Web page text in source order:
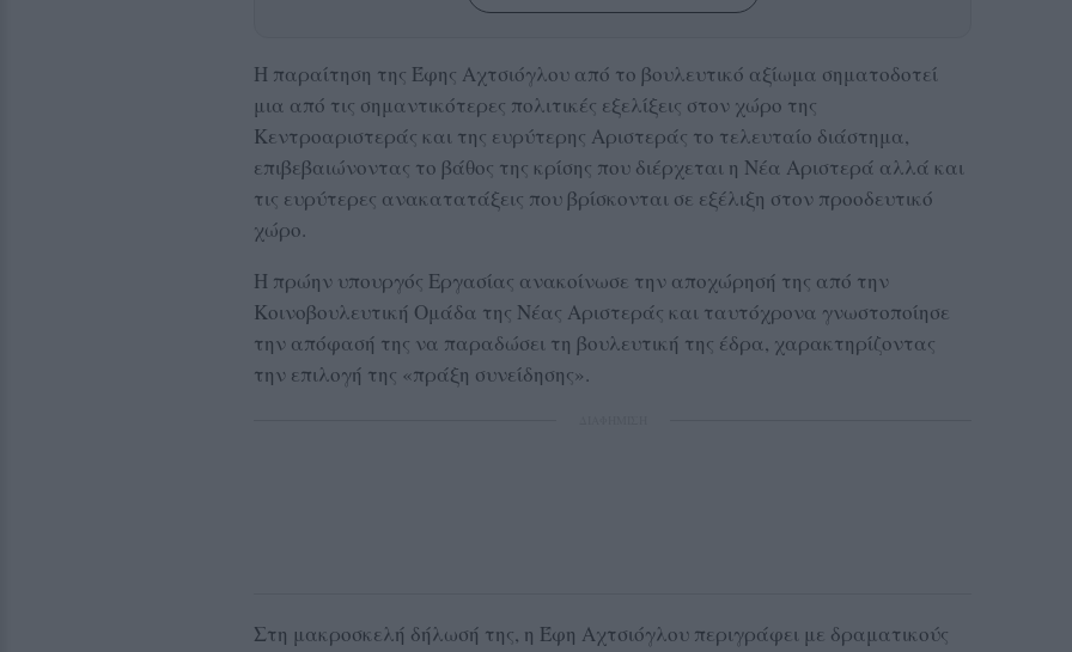
Η παραίτηση της Έφης Αχτσιόγλου από το βουλευτικό αξίωμα σηματοδοτεί
μια από τις σημαντικότερες πολιτικές εξελίξεις στον χώρο της
Κεντροαριστεράς και της ευρύτερης Αριστεράς το τελευταίο διάστημα,
επιβεβαιώνοντας το βάθος της κρίσης που διέρχεται η Νέα Αριστερά αλλά και
τις ευρύτερες ανακατατάξεις που βρίσκονται σε εξέλιξη στον προοδευτικό
χώρο.
Η πρώην υπουργός Εργασίας ανακοίνωσε την αποχώρησή της από την
Κοινοβουλευτική Ομάδα της Νέας Αριστεράς και ταυτόχρονα γνωστοποίησε
την απόφασή της να παραδώσει τη βουλευτική της έδρα, χαρακτηρίζοντας
την επιλογή της «πράξη συνείδησης».
Στη μακροσκελή δήλωσή της, η Έφη Αχτσιόγλου περιγράφει με δραματικούς